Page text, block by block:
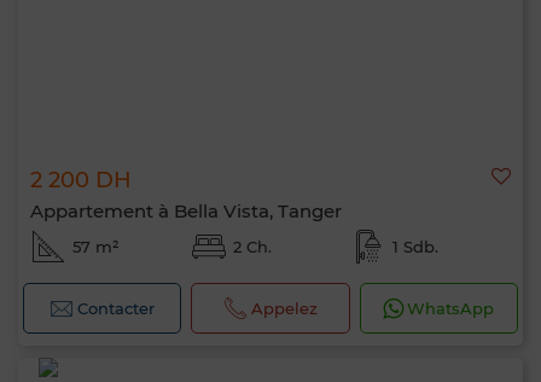
2 200 DH
Appartement à Bella Vista, Tanger
57 m² 2 Ch. 1 Sdb.
Contacter Appelez WhatsApp